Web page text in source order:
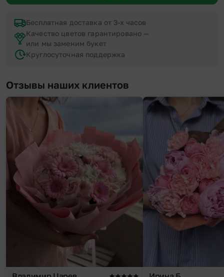
Бесплатная доставка от 3-х часов
Качество цветов гарантировано —
или мы заменим букет
Круглосуточная поддержка
Отзывы наших клиентов